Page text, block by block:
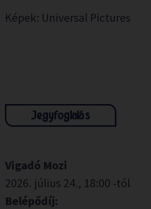
Képek: Universal Pictures
Jegyfoglalás
Vigadó Mozi
2026. július 24., 18:00 -tól
Belépődíj: